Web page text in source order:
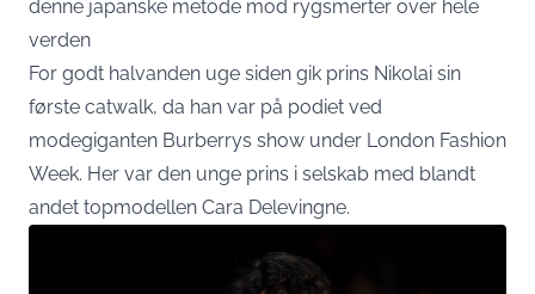
denne japanske metode mod rygsmerter over hele
verden
For godt halvanden uge siden gik prins Nikolai sin
første catwalk, da han var på podiet ved
modegiganten Burberrys show under London Fashion
Week. Her var den unge prins i selskab med blandt
andet topmodellen Cara Delevingne.